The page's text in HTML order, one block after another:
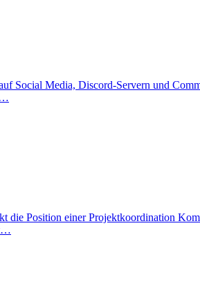
Social Media, Discord-Servern und
Position einer Projektkoordination